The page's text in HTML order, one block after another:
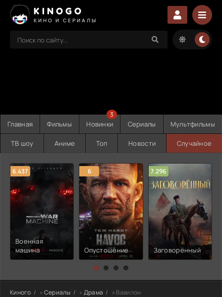
KINOGO
КИНО И СЕРИАЛЫ
Главная Фильмы Новинки
3
Сериалы Мультфильмы
ТВ шоу Аниме Топ Новости Случайное
6.437
Военная
машина
6
Опустошение
7.296
Заговорённый
Киного » Сериалы » Драма » Вавилон